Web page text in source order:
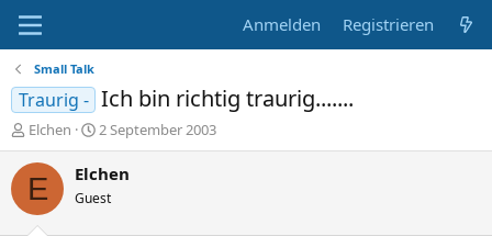
Anmelden Registrieren
Small Talk
Traurig - Ich bin richtig traurig.......
E
r
s
Elchen
E
r
s
e
2 September 2003
E Elchen
Guest